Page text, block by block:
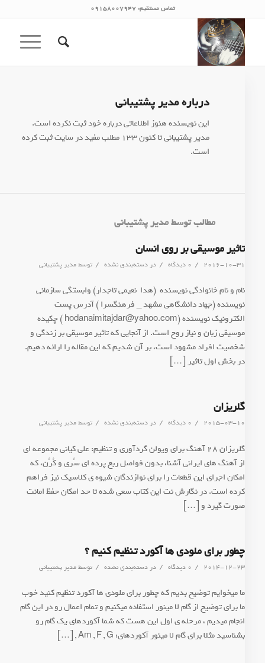
تماس مستقیم: 09158007947
دربارهمدیر پشتیبانی
این نویسنده هنوز اطلاعاتی درباره خود ثبت نکرده است.
مدیر پشتیبانی
تا کنون 133 مطلب مفید در سایت ثبت کرده
است.
مطالب توسط مدیر پشتیبانی
تاثیر موسیقی بر روی انسان
2016-10-31
/ 0 دیدگاه / در دسته‌بندی نشده / توسطمدیر پشتیبانی
نام و نام خانوادگي نويسنده (هدا نعیمی تاجدار) وابستگی سازمانی
نویسنده (جهاد دانشگاهی مشهد _ فرهنگسرا ) آدرس پست
الكترونيك نويسنده (hodanaimitajdar@yahoo.com ) چکیده
موسیقی زبان و نیاز روح است. از آنجایی که تاثیر موسیقی بر زندگی و
شخصیت افراد مشهود است، بر آن شدیم که این مقاله را ارائه دهیم.
در بخش اول تاثیر […]
گلریزان
2015-03-10
/ 0 دیدگاه / در دسته‌بندی نشده / توسطمدیر پشتیبانی
گلریزان 28 آهنگ برای ویولن گردآوری و تنظیم: علی کیانی مجموعه ای
از آهنگ های ایرانی آشنا، بدون فواصل ربع پرده ای سُری و کُرُن، که
امکان اجرای این قطعات را برای نوازندگان شیوه ی کلاسیک نیز فراهم
کرده است. در نگارش نت این کتاب سعی شده تا حد امکان حفظ امانت
صورت گیرد و […]
چطور برای ملودی ها آکورد تنظیم کنیم ؟
2014-12-23
/ 0 دیدگاه / در دسته‌بندی نشده / توسطمدیر پشتیبانی
ما میخوایم توضیح بدیم که چطور برای ملودی ها آکورد تنظیم کنید خوب
ما برای توضیح از گام لا مینور استفاده میکنیم و تمام اعمال رو در این گام
انجام میدیم ، مرحله ی اول این هست که شما آکوردهای یک گام رو
بشناسید مثلا برای گام لا مینور آکوردهای: Am , F , G , […]